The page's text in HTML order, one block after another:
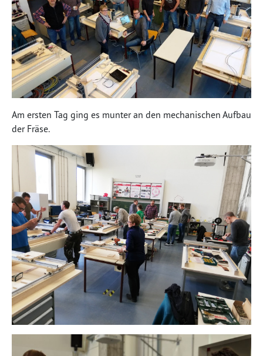
Am ersten Tag ging es munter an den mechanischen Aufbau
der Fräse.